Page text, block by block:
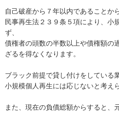
自己破産から７年以内であることから
民事再生法２３９条５項により、小
ず、
債権者の頭数の半数以上や債権額の
ざるを得なくなります。
ブラック前提で貸し付けをしている
小規模個人再生には応じないと考え
また、現在の負債総額からすると、